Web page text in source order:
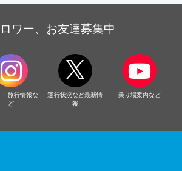
ワー、お友達募集中
・旅行情報な
ど
運行状況など最新情
報
乗り場案内など